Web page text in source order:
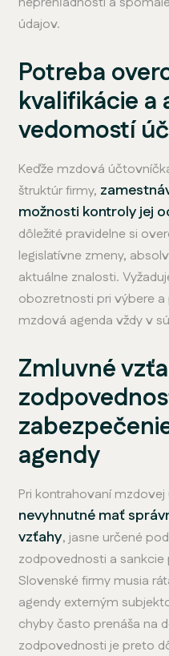
údajov.
Potreba
kvalifikácie a
vedomostí
Keďže mzdová
štruktúr firmy,
možnosti kontroly jej
dôležité pravidelne si
legislatívne zmeny,
aktuálne znalosti.
obozretnosti pri výbere
mzdová agenda vždy v
Zmluvné
agendy
Pri kontrahovaní
nevyhnutné mať
vzťahy, jasne určené
zodpovednosti a
Slovenské firmy musia
agendy externým
chyby často prenáša na
zodpovednosti je preto